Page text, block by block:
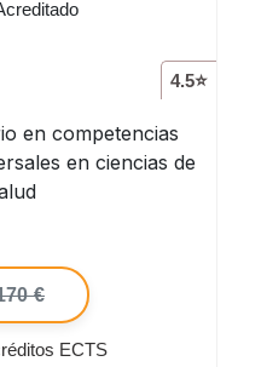
4.5⭐
en competencias
en ciencias de
€
ECTS